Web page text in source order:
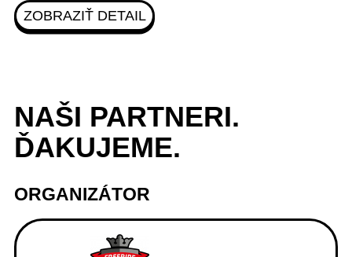
ZOBRAZIŤ DETAIL
NAŠI PARTNERI.
ĎAKUJEME.
ORGANIZÁTOR